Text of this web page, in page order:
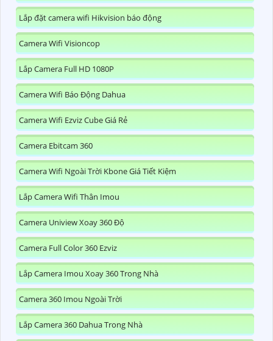
Lắp đặt camera wifi Hikvision báo động
Camera Wifi Visioncop
Lắp Camera Full HD 1080P
Camera Wifi Báo Động Dahua
Camera Wifi Ezviz Cube Giá Rẻ
Camera Ebitcam 360
Camera Wifi Ngoài Trời Kbone Giá Tiết Kiệm
Lắp Camera Wifi Thân Imou
Camera Uniview Xoay 360 Độ
Camera Full Color 360 Ezviz
Lắp Camera Imou Xoay 360 Trong Nhà
Camera 360 Imou Ngoài Trời
Lắp Camera 360 Dahua Trong Nhà